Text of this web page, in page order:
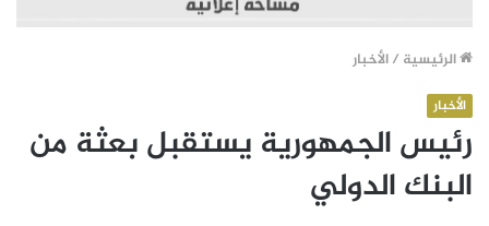
الرئيسية /الأخبار
الأخبار
رئيس الجمهورية يستقبل بعثة من
البنك الدولي